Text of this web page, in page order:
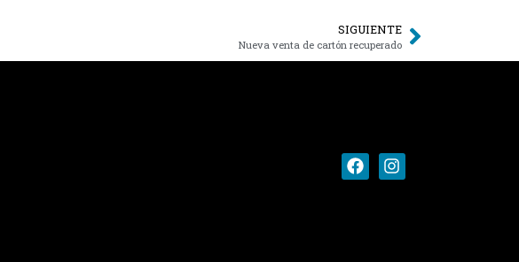
SIGUIENTE
Nueva venta de cartón recuperado